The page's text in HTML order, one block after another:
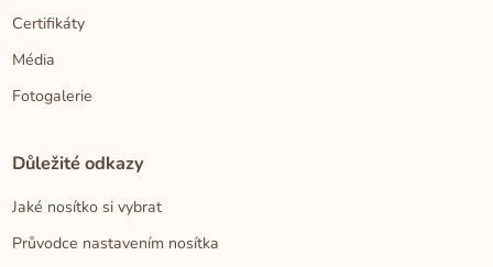
Certifikáty
Média
Fotogalerie
Důležité odkazy
Jaké nosítko si vybrat
Průvodce nastavením nosítka